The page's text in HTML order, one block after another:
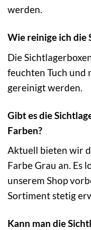
werden.
Wie reinige ich die
Die
feuchten Tuch und
gereinigt werden.
Gibt es die
Farben?
Aktuell bieten wir
Farbe Grau an. Es
unserem Shop
Sortiment stetig
Kann man die